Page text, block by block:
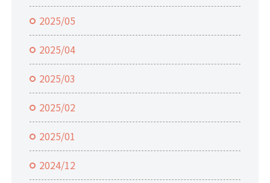
2025/05
2025/04
2025/03
2025/02
2025/01
2024/12